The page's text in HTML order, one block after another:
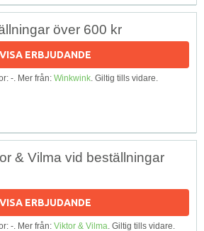
över 600 kr
VISA ERBJUDANDE
-. Mer från: Winkwink. Giltig tills vidare.
& Vilma vid beställningar
VISA ERBJUDANDE
-. Mer från: Viktor & Vilma. Giltig tills vidare.